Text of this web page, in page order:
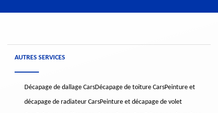
AUTRES SERVICES
Décapage de dallage CarsDécapage de toiture CarsPeinture et
décapage de radiateur CarsPeinture et décapage de volet